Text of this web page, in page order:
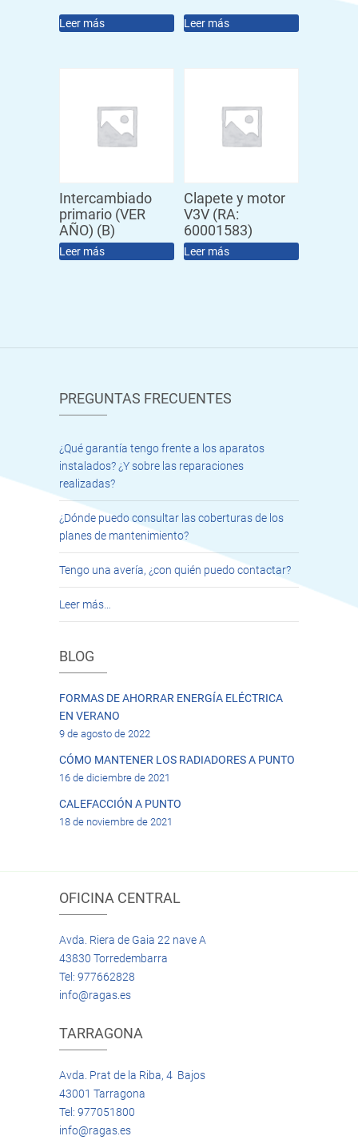
Leer más Leer más
Intercambiado
primario (VER
AÑO) (B)
Leer más
Clapete y motor
V3V (RA:
60001583)
Leer más
PREGUNTAS FRECUENTES
¿Qué garantía tengo frente a los aparatos
instalados? ¿Y sobre las reparaciones
realizadas?
¿Dónde puedo consultar las coberturas de los
planes de mantenimiento?
Tengo una avería, ¿con quién puedo contactar?
Leer más…
BLOG
FORMAS DE AHORRAR ENERGÍA ELÉCTRICA
EN VERANO
9 de agosto de 2022
CÓMO MANTENER LOS RADIADORES A PUNTO
16 de diciembre de 2021
CALEFACCIÓN A PUNTO
18 de noviembre de 2021
OFICINA CENTRAL
Avda. Riera de Gaia 22 nave A
43830 Torredembarra
Tel: 977662828
info@ragas.es
TARRAGONA
Avda. Prat de la Riba, 4 Bajos
43001 Tarragona
Tel: 977051800
info@ragas.es